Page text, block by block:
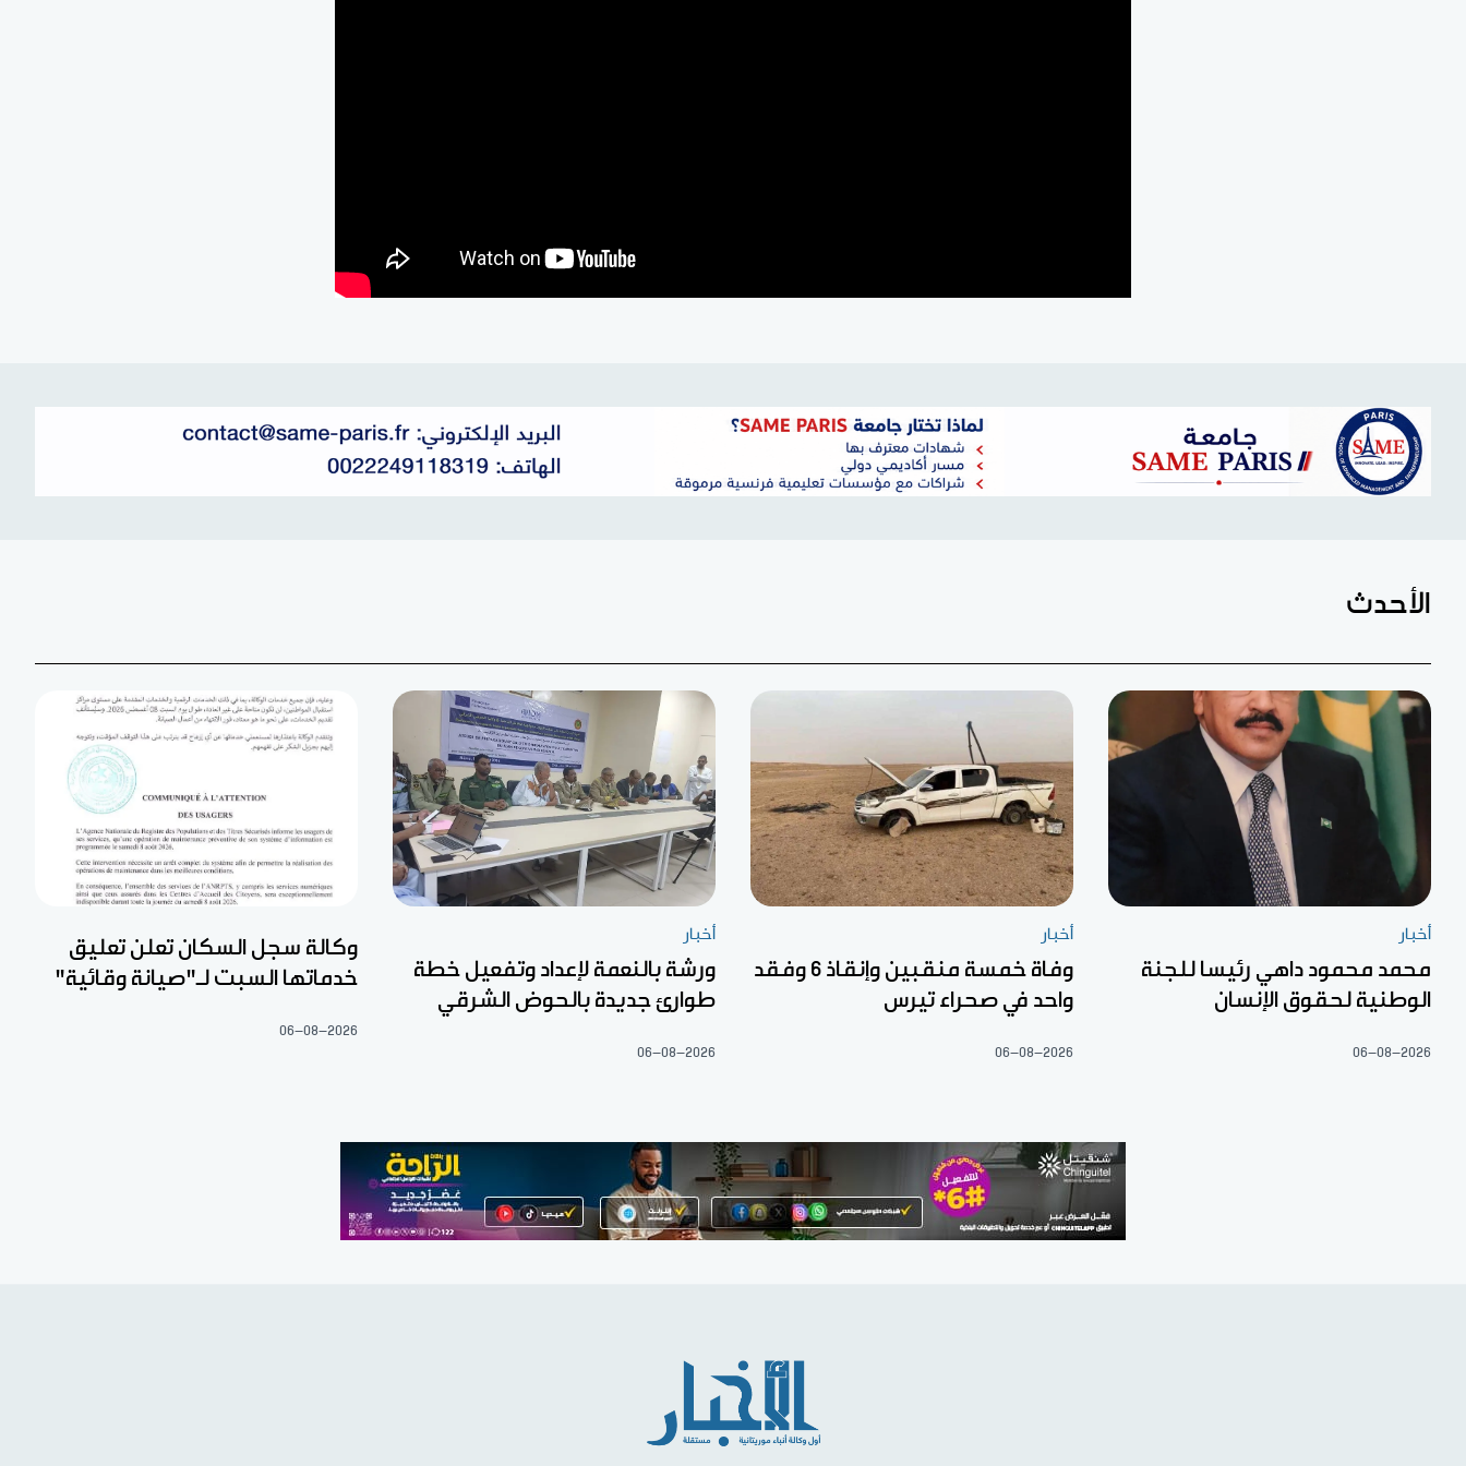
الأحدث
أخبار
محمد محمود داهي رئيسا للجنة
الوطنية لحقوق الإنسان
06-08-2026
أخبار
وفاة خمسة منقبين وإنقاذ 6 وفقد
واحد في صحراء تيرس
06-08-2026
أخبار
ورشة بالنعمة لإعداد وتفعيل خطة
طوارئ جديدة بالحوض الشرقي
06-08-2026
وكالة سجل السكان تعلن تعليق
خدماتها السبت لـ"صيانة وقائية"
06-08-2026